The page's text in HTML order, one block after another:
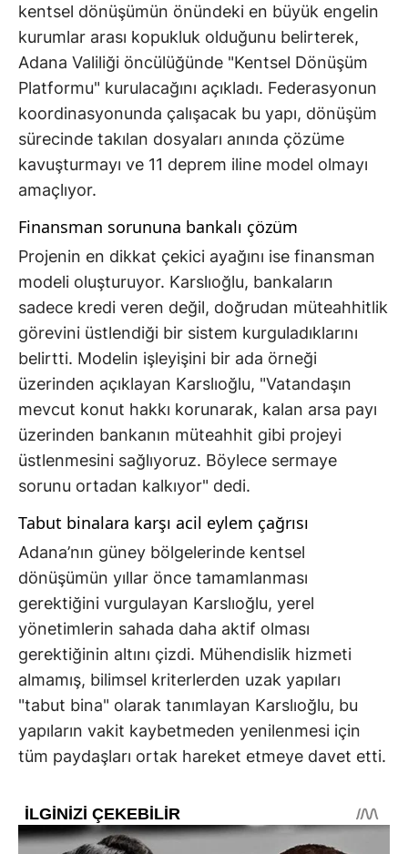
kentsel dönüşümün önündeki en büyük engelin
kurumlar arası kopukluk olduğunu belirterek,
Adana Valiliği öncülüğünde "Kentsel Dönüşüm
Platformu" kurulacağını açıkladı. Federasyonun
koordinasyonunda çalışacak bu yapı, dönüşüm
sürecinde takılan dosyaları anında çözüme
kavuşturmayı ve 11 deprem iline model olmayı
amaçlıyor.
Finansman sorununa bankalı çözüm
Projenin en dikkat çekici ayağını ise finansman
modeli oluşturuyor. Karslıoğlu, bankaların
sadece kredi veren değil, doğrudan müteahhitlik
görevini üstlendiği bir sistem kurguladıklarını
belirtti. Modelin işleyişini bir ada örneği
üzerinden açıklayan Karslıoğlu, "Vatandaşın
mevcut konut hakkı korunarak, kalan arsa payı
üzerinden bankanın müteahhit gibi projeyi
üstlenmesini sağlıyoruz. Böylece sermaye
sorunu ortadan kalkıyor" dedi.
Tabut binalara karşı acil eylem çağrısı
Adana’nın güney bölgelerinde kentsel
dönüşümün yıllar önce tamamlanması
gerektiğini vurgulayan Karslıoğlu, yerel
yönetimlerin sahada daha aktif olması
gerektiğinin altını çizdi. Mühendislik hizmeti
almamış, bilimsel kriterlerden uzak yapıları
"tabut bina" olarak tanımlayan Karslıoğlu, bu
yapıların vakit kaybetmeden yenilenmesi için
tüm paydaşları ortak hareket etmeye davet etti.